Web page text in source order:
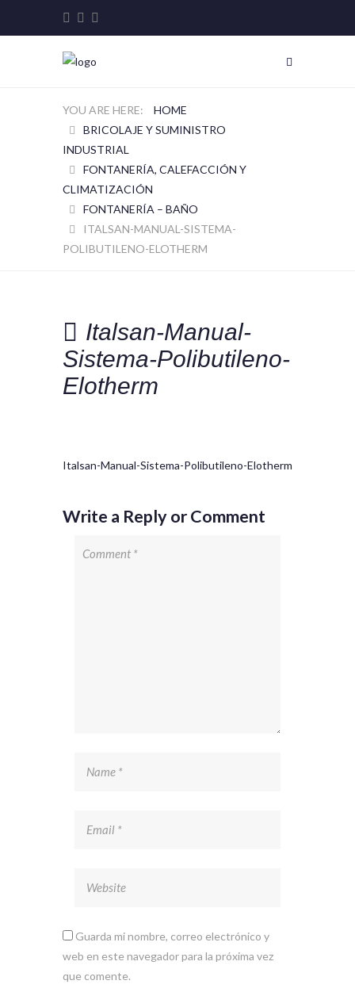
HOME
BRICOLAJE Y SUMINISTRO
INDUSTRIAL
FONTANERÍA, CALEFACCIÓN Y
CLIMATIZACIÓN
FONTANERÍA – BAÑO
ITALSAN-MANUAL-SISTEMA-
POLIBUTILENO-ELOTHERM
Italsan-Manual-
Sistema-Polibutileno-
Elotherm
Italsan-Manual-Sistema-Polibutileno-Elotherm
Write a Reply or Comment
Guarda mi nombre, correo electrónico y
web en este navegador para la próxima vez
que comente.